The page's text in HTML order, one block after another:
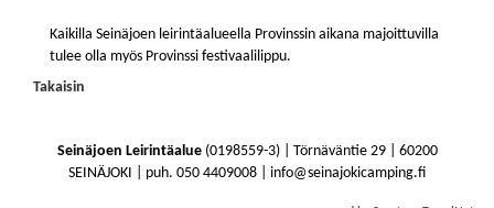
Kaikilla Seinäjoen leirintäalueella Provinssin aikana majoittuvilla
tulee olla myös Provinssi festivaalilippu.
Takaisin
Seinäjoen Leirintäalue(0198559-3) | Törnäväntie 29 | 60200
SEINÄJOKI | puh. 050 4409008 | info@seinajokicamping.fi